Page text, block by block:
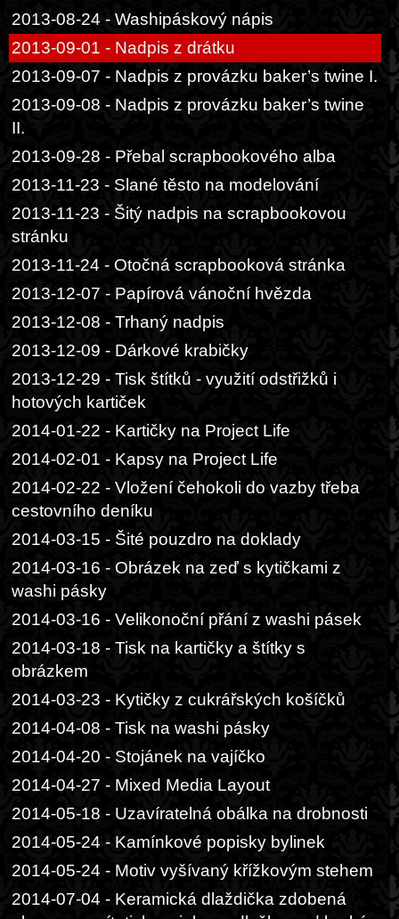
2013-08-24 - Washipáskový nápis
2013-09-01 - Nadpis z drátku
2013-09-07 - Nadpis z provázku baker’s twine I.
2013-09-08 - Nadpis z provázku baker’s twine
II.
2013-09-28 - Přebal scrapbookového alba
2013-11-23 - Slané těsto na modelování
2013-11-23 - Šitý nadpis na scrapbookovou
stránku
2013-11-24 - Otočná scrapbooková stránka
2013-12-07 - Papírová vánoční hvězda
2013-12-08 - Trhaný nadpis
2013-12-09 - Dárkové krabičky
2013-12-29 - Tisk štítků - využití odstřižků i
hotových kartiček
2014-01-22 - Kartičky na Project Life
2014-02-01 - Kapsy na Project Life
2014-02-22 - Vložení čehokoli do vazby třeba
cestovního deníku
2014-03-15 - Šité pouzdro na doklady
2014-03-16 - Obrázek na zeď s kytičkami z
washi pásky
2014-03-16 - Velikonoční přání z washi pásek
2014-03-18 - Tisk na kartičky a štítky s
obrázkem
2014-03-23 - Kytičky z cukrářských košíčků
2014-04-08 - Tisk na washi pásky
2014-04-20 - Stojánek na vajíčko
2014-04-27 - Mixed Media Layout
2014-05-18 - Uzavíratelná obálka na drobnosti
2014-05-24 - Kamínkové popisky bylinek
2014-05-24 - Motiv vyšívaný křížkovým stehem
2014-07-04 - Keramická dlaždička zdobená